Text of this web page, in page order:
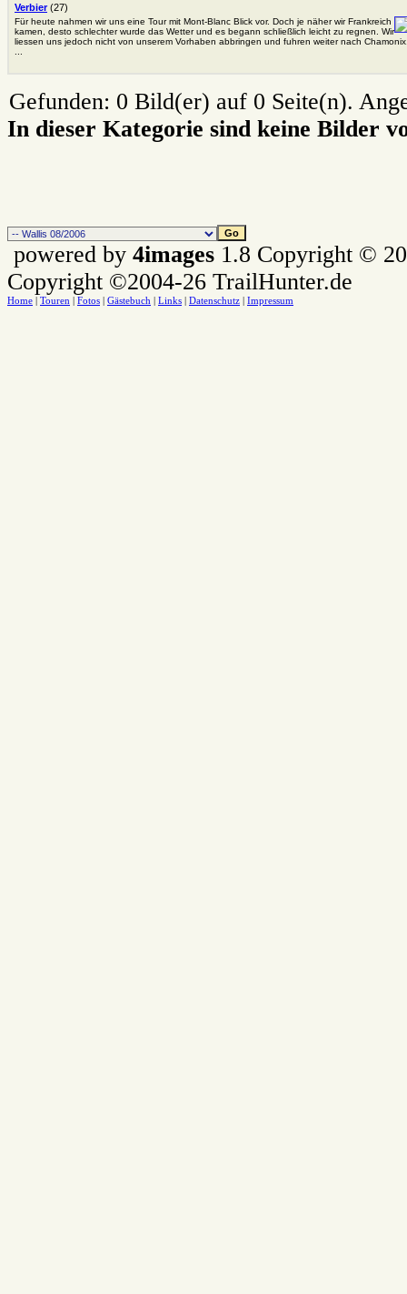
Verbier(27)
Für heute nahmen wir uns eine Tour mit Mont-Blanc Blick vor. Doch je näher wir Frankreich
kamen, desto schlechter wurde das Wetter und es begann schließlich leicht zu regnen. Wir
liessen uns jedoch nicht von unserem Vorhaben abbringen und fuhren weiter nach
Gefunden: 0 Bild(er) auf 0 Seite(n).
In dieser Kategorie sind keine Bilder
powered by 4images 1.8 Copyright ©
Copyright ©2004-26 TrailHunter.de
Home Touren Fotos Gästebuch Links Datenschutz Impressum